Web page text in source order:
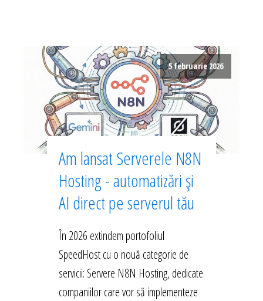
5 februarie 2026
Am lansat Serverele N8N
Hosting - automatizări și
AI direct pe serverul tău
În 2026 extindem portofoliul
SpeedHost cu o nouă categorie de
servicii: Servere N8N Hosting, dedicate
companiilor care vor să implementeze